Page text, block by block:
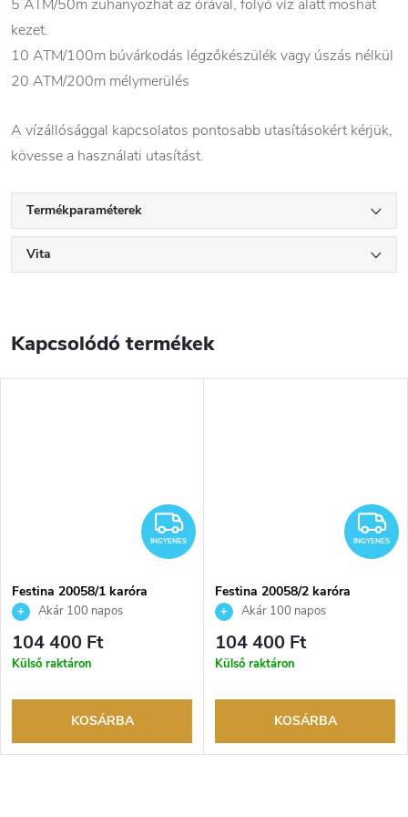
5 ATM/50m zuhanyozhat az órával, folyó víz alatt moshat
kezet.
10 ATM/100m búvárkodás légzőkészülék vagy úszás nélkül
20 ATM/200m mélymerülés
A vízállósággal kapcsolatos pontosabb utasításokért kérjük,
kövesse a használati utasítást.
Termékparaméterek
Vita
Kapcsolódó termékek
INGYENES
INGYENES
Festina 20058/1 karóra
Akár 100 napos
visszaküldési lehetőség. Hivatalos
márkakereskedő.
104 400 Ft
Külső raktáron
KOSÁRBA
INGYENES
Festina 20058/2 karóra
Akár 100 napos
visszaküldési lehetőség. Hivatalos
márkakereskedő.
104 400 Ft
Külső raktáron
KOSÁRBA